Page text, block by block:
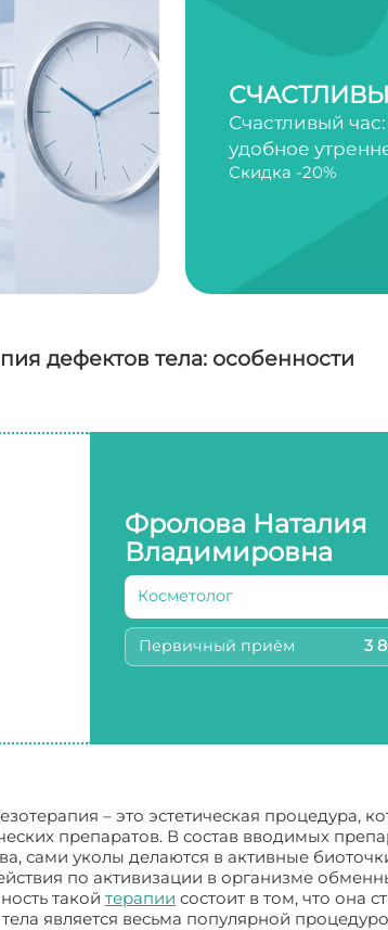
Счастливый
удобное
Скидка -20%
дефектов тела: особенности
Фролова Наталия
Владимировна
Косметолог
Первичный приём 3
– это эстетическая
препаратов. В состав вводимых
сами уколы делаются в активные
по активизации в организме
такой терапии состоит в том, что она
является весьма популярной